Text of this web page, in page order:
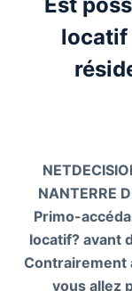
locatif
NANTERRE
Primo-
locatif? avant
Contrairement
vous allez